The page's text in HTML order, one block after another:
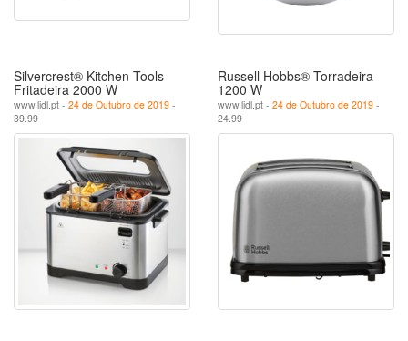
Silvercrest® Kitchen Tools
Fritadeira 2000 W
www.lidl.pt - 24 de Outubro de 2019 -
39.99
Russell Hobbs® Torradeira
1200 W
www.lidl.pt - 24 de Outubro de 2019 -
24.99